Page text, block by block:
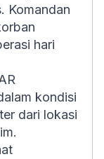
Komandan
hari
kondisi
dari lokasi